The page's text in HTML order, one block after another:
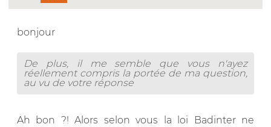
bonjour
De plus, il me semble que vous n'ayez
réellement compris la portée de ma question,
au vu de votre réponse
Ah bon ?! Alors selon vous la loi Badinter ne